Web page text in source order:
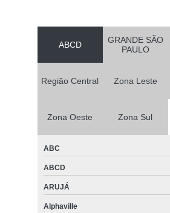
ABCD
GRANDE SÃO
PAULO
Região Central Zona Leste
Zona Oeste Zona Sul
ABC
ABCD
ARUJÁ
Alphaville